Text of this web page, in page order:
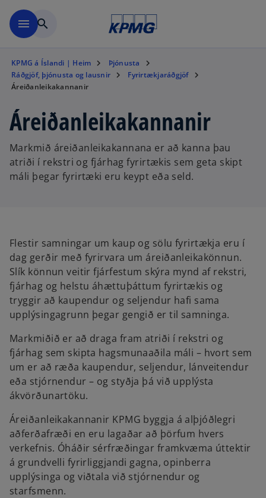
menu search
KPMG á Íslandi | Heim
Þjónusta
Ráðgjöf, þjónusta og lausnir
Fyrirtækjaráðgjöf
Áreiðanleikakannanir
Áreiðanleikakannanir
Markmið áreiðanleikakannana er að kanna þau
atriði í rekstri og fjárhag fyrirtækis sem geta skipt
máli þegar fyrirtæki eru keypt eða seld.
Flestir samningar um kaup og sölu fyrirtækja eru í
dag gerðir með fyrirvara um áreiðanleikakönnun.
Slík könnun veitir fjárfestum skýra mynd af rekstri,
fjárhag og helstu áhættuþáttum fyrirtækis og
tryggir að kaupendur og seljendur hafi sama
upplýsingagrunn þegar gengið er til samninga.
Markmiðið er að draga fram atriði í rekstri og
fjárhag sem skipta hagsmunaaðila máli – hvort sem
um er að ræða kaupendur, seljendur, lánveitendur
eða stjórnendur – og styðja þá við upplýsta
ákvörðunartöku.
Áreiðanleikakannanir KPMG byggja á alþjóðlegri
aðferðafræði en eru lagaðar að þörfum hvers
verkefnis. Óháðir sérfræðingar framkvæma úttektir
á grundvelli fyrirliggjandi gagna, opinberra
upplýsinga og viðtala við stjórnendur og
starfsmenn.